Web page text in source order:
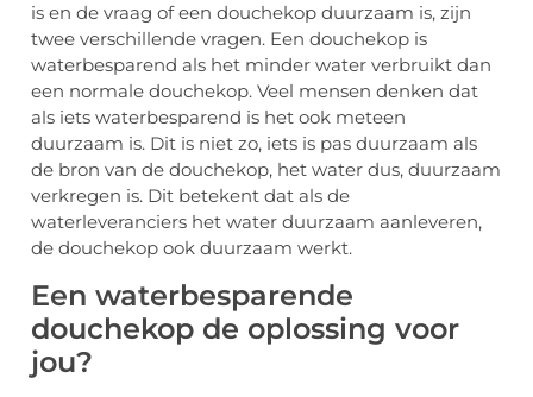
is en de vraag of een douchekop duurzaam is, zijn
twee verschillende vragen. Een douchekop is
waterbesparend als het minder water verbruikt dan
een normale douchekop. Veel mensen denken dat
als iets waterbesparend is het ook meteen
duurzaam is. Dit is niet zo, iets is pas duurzaam als
de bron van de douchekop, het water dus, duurzaam
verkregen is. Dit betekent dat als de
waterleveranciers het water duurzaam aanleveren,
de douchekop ook duurzaam werkt.
Een waterbesparende
douchekop de oplossing voor
jou?